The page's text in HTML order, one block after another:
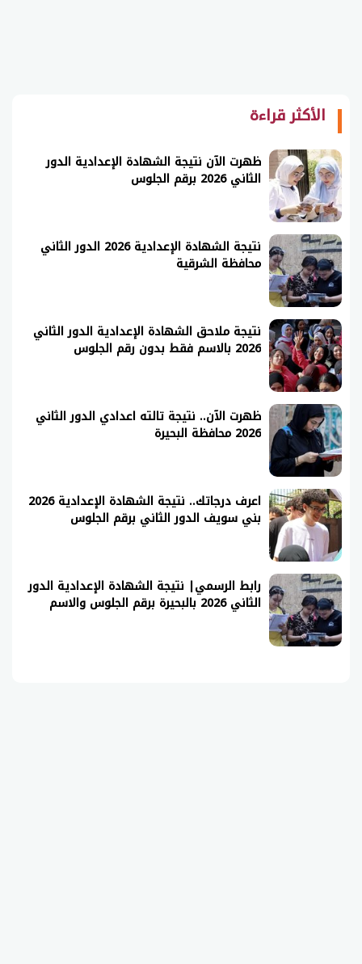
الأكثر قراءة
ظهرت الآن نتيجة الشهادة الإعدادية الدور
الثاني 2026 برقم الجلوس
نتيجة الشهادة الإعدادية 2026 الدور الثاني
محافظة الشرقية
نتيجة ملاحق الشهادة الإعدادية الدور الثاني
2026 بالاسم فقط بدون رقم الجلوس
ظهرت الآن.. نتيجة تالته اعدادي الدور الثاني
2026 محافظة البحيرة
اعرف درجاتك.. نتيجة الشهادة الإعدادية 2026
بني سويف الدور الثاني برقم الجلوس
رابط الرسمي| نتيجة الشهادة الإعدادية الدور
الثاني 2026 بالبحيرة برقم الجلوس والاسم